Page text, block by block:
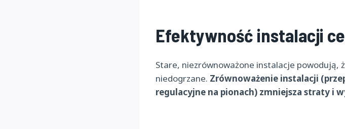
Efektywność instalacji
Stare, niezrównoważone instalacje powodują,
niedogrzane. Zrównoważenie instalacji
regulacyjne na pionach) zmniejsza straty i